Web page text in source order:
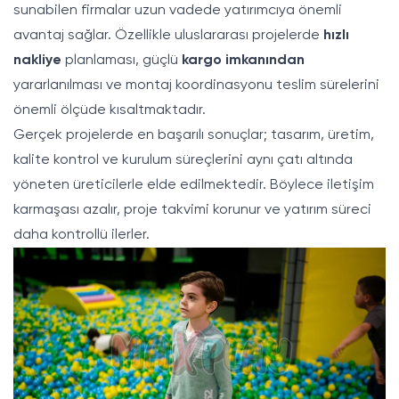
sunabilen firmalar uzun vadede yatırımcıya önemli
avantaj sağlar. Özellikle uluslararası projelerde hızlı
nakliye planlaması, güçlü kargo imkanından
yararlanılması ve montaj koordinasyonu teslim sürelerini
önemli ölçüde kısaltmaktadır.
Gerçek projelerde en başarılı sonuçlar; tasarım, üretim,
kalite kontrol ve kurulum süreçlerini aynı çatı altında
yöneten üreticilerle elde edilmektedir. Böylece iletişim
karmaşası azalır, proje takvimi korunur ve yatırım süreci
daha kontrollü ilerler.